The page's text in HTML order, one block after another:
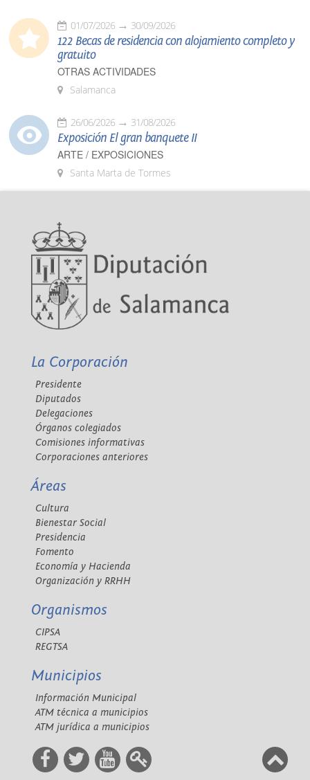
01/07/2026 30/09/2026
122 Becas de residencia con alojamiento completo y
gratuito
OTRAS ACTIVIDADES
Salamanca
26/06/2026 31/08/2026
Exposición El gran banquete II
ARTE / EXPOSICIONES
Santa Marta de Tormes
La Corporación
Presidente
Diputados
Delegaciones
Órganos colegiados
Comisiones informativas
Corporaciones anteriores
Áreas
Cultura
Bienestar Social
Presidencia
Fomento
Economía y Hacienda
Organización y RRHH
Organismos
CIPSA
REGTSA
Municipios
Información Municipal
ATM técnica a municipios
ATM jurídica a municipios